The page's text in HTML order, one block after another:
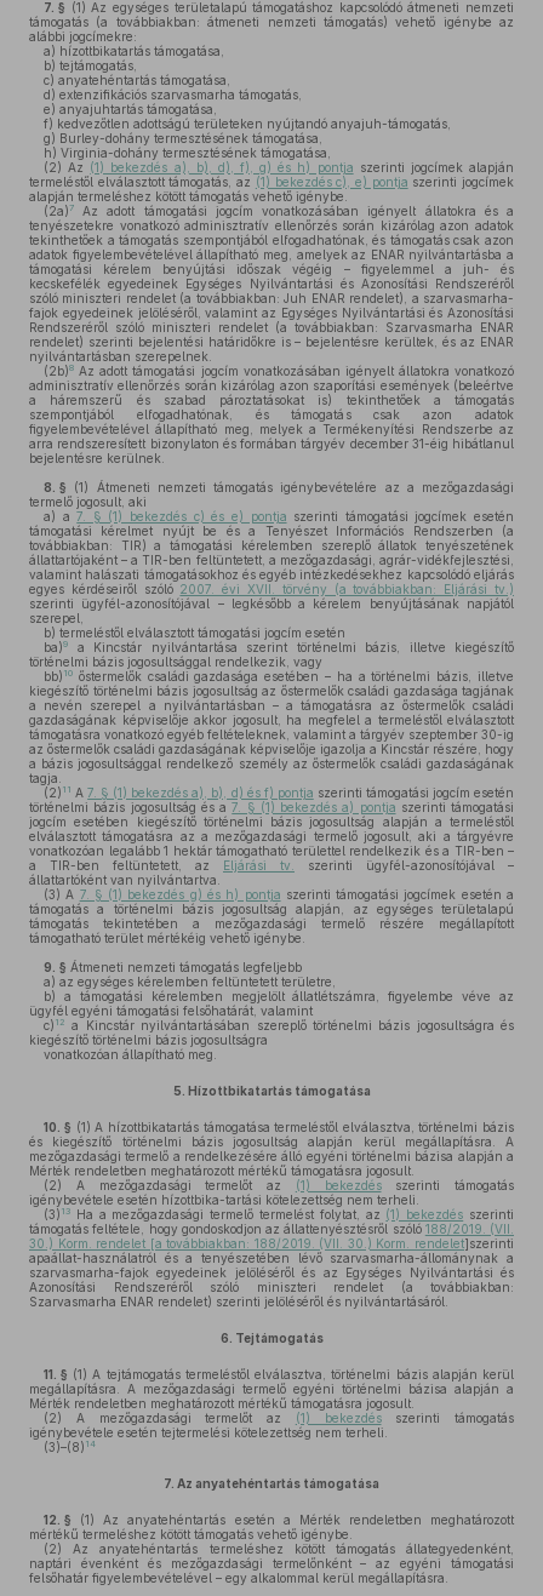
7. § (1) Az egységes területalapú támogatáshoz kapcsolódó átmeneti nemzeti
támogatás (a továbbiakban: átmeneti nemzeti támogatás) vehető igénybe az
alábbi jogcímekre:
a) hízottbikatartás támogatása,
b) tejtámogatás,
c) anyatehéntartás támogatása,
d) extenzifikációs szarvasmarha támogatás,
e) anyajuhtartás támogatása,
f) kedvezőtlen adottságú területeken nyújtandó anyajuh-támogatás,
g) Burley-dohány termesztésének támogatása,
h) Virginia-dohány termesztésének támogatása,
(2) Az (1) bekezdés a), b), d), f), g) és h) pontja szerinti jogcímek alapján
termeléstől elválasztott támogatás, az (1) bekezdés c), e) pontja szerinti jogcímek
alapján termeléshez kötött támogatás vehető igénybe.
(2a)7
Az adott támogatási jogcím vonatkozásában igényelt állatokra és a
tenyészetekre vonatkozó adminisztratív ellenőrzés során kizárólag azon adatok
tekinthetőek a támogatás szempontjából elfogadhatónak, és támogatás csak azon
adatok figyelembevételével állapítható meg, amelyek az ENAR nyilvántartásba a
támogatási kérelem benyújtási időszak végéig – figyelemmel a juh- és
kecskefélék egyedeinek Egységes Nyilvántartási és Azonosítási Rendszeréről
szóló miniszteri rendelet (a továbbiakban: Juh ENAR rendelet), a szarvasmarha-
fajok egyedeinek jelöléséről, valamint az Egységes Nyilvántartási és Azonosítási
Rendszeréről szóló miniszteri rendelet (a továbbiakban: Szarvasmarha ENAR
rendelet) szerinti bejelentési határidőkre is – bejelentésre kerültek, és az ENAR
nyilvántartásban szerepelnek.
(2b)8 Az adott támogatási jogcím vonatkozásában igényelt állatokra vonatkozó
adminisztratív ellenőrzés során kizárólag azon szaporítási események (beleértve
a háremszerű és szabad pároztatásokat is) tekinthetőek a támogatás
szempontjából elfogadhatónak, és támogatás csak azon adatok
figyelembevételével állapítható meg, melyek a Termékenyítési Rendszerbe az
arra rendszeresített bizonylaton és formában tárgyév december 31-éig hibátlanul
bejelentésre kerülnek.
8. § (1)
Átmeneti nemzeti támogatás igénybevételére az a mezőgazdasági
termelő jogosult, aki
a) a7. § (1) bekezdés c) és e) pontja szerinti támogatási jogcímek esetén
támogatási kérelmet nyújt be és a Tenyészet Információs Rendszerben (a
továbbiakban: TIR) a támogatási kérelemben szereplő állatok tenyészetének
állattartójaként – a TIR-ben feltüntetett, a mezőgazdasági, agrár-vidékfejlesztési,
valamint halászati támogatásokhoz és egyéb intézkedésekhez kapcsolódó eljárás
egyes kérdéseiről szóló 2007. évi XVII. törvény (a továbbiakban: Eljárási tv.)
szerinti ügyfél-azonosítójával – legkésőbb a kérelem benyújtásának napjától
szerepel,
b) termeléstől elválasztott támogatási jogcím esetén
ba)9
a Kincstár nyilvántartása szerint történelmi bázis, illetve kiegészítő
történelmi bázis jogosultsággal rendelkezik, vagy
bb) 10 őstermelők családi gazdasága esetében – ha a történelmi bázis, illetve
kiegészítő történelmi bázis jogosultság az őstermelők családi gazdasága tagjának
a nevén szerepel a nyilvántartásban – a támogatásra az őstermelők családi
gazdaságának képviselője akkor jogosult, ha megfelel a termeléstől elválasztott
támogatásra vonatkozó egyéb feltételeknek, valamint a tárgyév szeptember 30-ig
az őstermelők családi gazdaságának képviselője igazolja a Kincstár részére, hogy
a bázis jogosultsággal rendelkező személy az őstermelők családi gazdaságának
tagja.
(2) 11 A7. § (1) bekezdés a), b), d) és f) pontja szerinti támogatási jogcím esetén
történelmi bázis jogosultság és a7. § (1) bekezdés a) pontja szerinti támogatási
jogcím esetében kiegészítő történelmi bázis jogosultság alapján a termeléstől
elválasztott támogatásra az a mezőgazdasági termelő jogosult, aki a tárgyévre
vonatkozóan legalább 1 hektár támogatható területtel rendelkezik és a TIR-ben –
a TIR-ben feltüntetett, az Eljárási tv.
szerinti ügyfél-azonosítójával –
állattartóként van nyilvántartva.
(3) A 7. § (1) bekezdés g) és h) pontja szerinti támogatási jogcímek esetén a
támogatás a történelmi bázis jogosultság alapján, az egységes területalapú
támogatás tekintetében a mezőgazdasági termelő részére megállapított
támogatható terület mértékéig vehető igénybe.
9. § Átmeneti nemzeti támogatás legfeljebb
a) az egységes kérelemben feltüntetett területre,
b) a támogatási kérelemben megjelölt állatlétszámra, figyelembe véve az
ügyfél egyéni támogatási felsőhatárát, valamint
c) 12
a Kincstár nyilvántartásában szereplő történelmi bázis jogosultságra és
kiegészítő történelmi bázis jogosultságra
vonatkozóan állapítható meg.
5. Hízottbikatartás támogatása
10. § (1) A hízottbikatartás támogatása termeléstől elválasztva, történelmi bázis
és kiegészítő történelmi bázis jogosultság alapján kerül megállapításra. A
mezőgazdasági termelő a rendelkezésére álló egyéni történelmi bázisa alapján a
Mérték rendeletben meghatározott mértékű támogatásra jogosult.
(2) A mezőgazdasági termelőt az (1) bekezdésszerinti támogatás
igénybevétele esetén hízottbika-tartási kötelezettség nem terheli.
(3) 13 Ha a mezőgazdasági termelő termelést folytat, az (1) bekezdés szerinti
támogatás feltétele, hogy gondoskodjon az állattenyésztésről szóló 188/2019. (VII.
30.) Korm. rendelet [a továbbiakban: 188/2019. (VII. 30.) Korm. rendelet]szerinti
apaállat-használatról és a tenyészetében lévő szarvasmarha-állománynak a
szarvasmarha-fajok egyedeinek jelöléséről és az Egységes Nyilvántartási és
Azonosítási Rendszeréről szóló miniszteri rendelet (a továbbiakban:
Szarvasmarha ENAR rendelet) szerinti jelöléséről és nyilvántartásáról.
6. Tejtámogatás
11. § (1) A tejtámogatás termeléstől elválasztva, történelmi bázis alapján kerül
megállapításra. A mezőgazdasági termelő egyéni történelmi bázisa alapján a
Mérték rendeletben meghatározott mértékű támogatásra jogosult.
(2) A mezőgazdasági termelőt az (1) bekezdésszerinti támogatás
igénybevétele esetén tejtermelési kötelezettség nem terheli.
(3)–(8) 14
7. Az anyatehéntartás támogatása
12. § (1) Az anyatehéntartás esetén a Mérték rendeletben meghatározott
mértékű termeléshez kötött támogatás vehető igénybe.
(2) Az anyatehéntartás termeléshez kötött támogatás állategyedenként,
naptári évenként és mezőgazdasági termelőnként – az egyéni támogatási
felsőhatár figyelembevételével – egy alkalommal kerül megállapításra.